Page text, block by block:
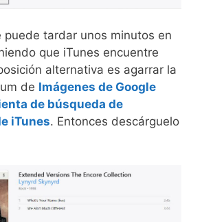
tardar unos minutos en
que iTunes encuentre
alternativa es agarrar la
de Imágenes de Google
de búsqueda de
iTunes. Entonces descárguelo